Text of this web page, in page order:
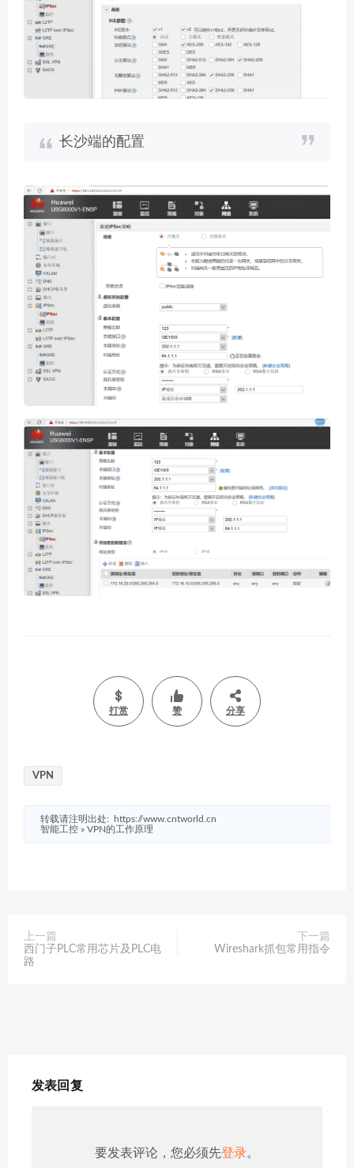
长沙端的配置
打赏 赞 分享
VPN
转载请注明出处:
https://www.cntworld.cn
智能工控 » VPN的工作原理
上一篇
西门子PLC常用芯片及PLC电
路
下一篇
Wireshark抓包常用指令
发表回复
要发表评论，您必须先登录。